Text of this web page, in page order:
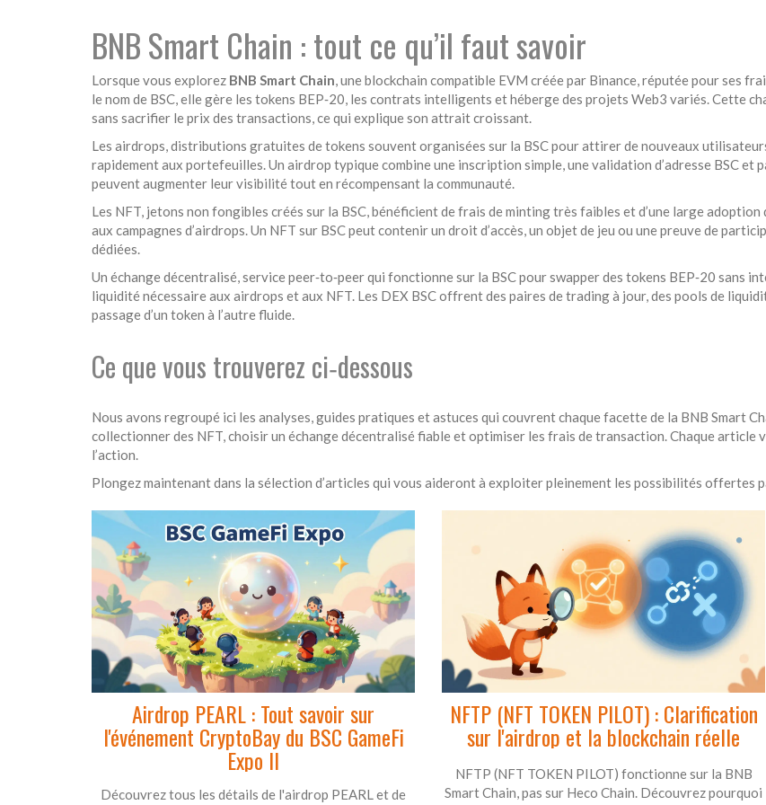
BNB Smart Chain : tout ce qu’il faut savoir
Lorsque vous explorez BNB Smart Chain,une blockchain compatible EVM créée par Binance, réputée pour ses
le nom de BSC, elle gère les tokens BEP‑20, les contrats intelligents et héberge des projets Web3 variés.Cette
sans sacrifier le prix des transactions, ce qui explique son attrait croissant.
Les airdrops,distributions gratuites de tokens souvent organisées sur la BSC pour attirer de nouveaux
rapidement aux portefeuilles. Un airdrop typique combine une inscription simple, une validation d’adresse BSC et
peuvent augmenter leur visibilité tout en récompensant la communauté.
Les NFT, jetons non fongibles créés sur la BSC, bénéficient de frais de minting très faibles et d’une large adoption
aux campagnes d’airdrops. Un NFT sur BSC peut contenir un droit d’accès, un objet de jeu ou une preuve de
dédiées.
Un échange décentralisé,service peer‑to‑peer qui fonctionne sur la BSC pour swapper des tokens BEP‑20 sans
liquidité nécessaire aux airdrops et aux NFT. Les DEX BSC offrent des paires de trading à jour, des pools de
passage d’un token à l’autre fluide.
Ce que vous trouverez ci‑dessous
Nous avons regroupé ici les analyses, guides pratiques et astuces qui couvrent chaque facette de la BNB Smart
collectionner des NFT, choisir un échange décentralisé fiable et optimiser les frais de transaction. Chaque article
l’action.
Plongez maintenant dans la sélection d’articles qui vous aideront à exploiter pleinement les possibilités offertes
Airdrop PEARL : Tout savoir sur
l'événement CryptoBay du BSC GameFi
Expo II
Découvrez tous les détails de l'airdrop PEARL et de
NFTP (NFT TOKEN PILOT) : Clarification
sur l'airdrop et la blockchain réelle
NFTP (NFT TOKEN PILOT) fonctionne sur la BNB
Smart Chain, pas sur Heco Chain. Découvrez pourquoi